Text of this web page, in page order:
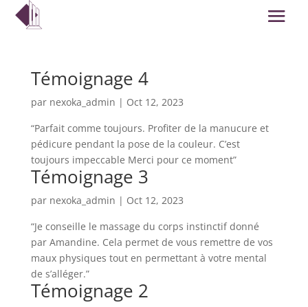
Témoignage 4
par nexoka_admin | Oct 12, 2023
“Parfait comme toujours. Profiter de la manucure et
pédicure pendant la pose de la couleur. C’est
toujours impeccable Merci pour ce moment”
Témoignage 3
par nexoka_admin | Oct 12, 2023
“Je conseille le massage du corps instinctif donné
par Amandine. Cela permet de vous remettre de vos
maux physiques tout en permettant à votre mental
de s’alléger.”
Témoignage 2